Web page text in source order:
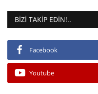
Gündem
Dünya
BIZI TAKIP EDIN!..
Facebook
Youtube